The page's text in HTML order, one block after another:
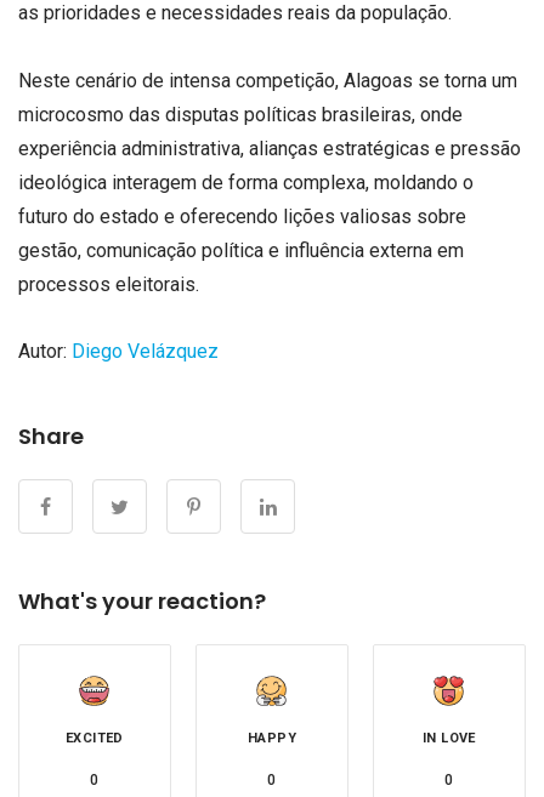
as prioridades e necessidades reais da população.
Neste cenário de intensa competição, Alagoas se torna um
microcosmo das disputas políticas brasileiras, onde
experiência administrativa, alianças estratégicas e pressão
ideológica interagem de forma complexa, moldando o
futuro do estado e oferecendo lições valiosas sobre
gestão, comunicação política e influência externa em
processos eleitorais.
Autor: Diego Velázquez
Share
What's your reaction?
EXCITED
0
HAPPY
0
IN LOVE
0